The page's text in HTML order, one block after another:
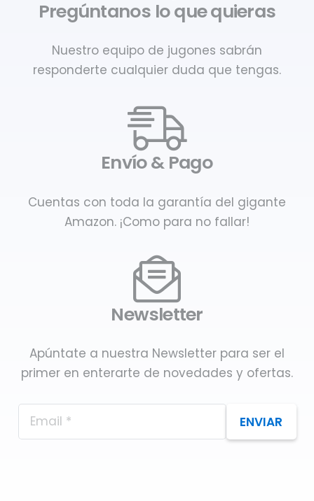
Pregúntanos lo que quieras
Nuestro equipo de jugones sabrán
responderte cualquier duda que tengas.
Envío & Pago
Cuentas con toda la garantía del gigante
Amazon. ¡Como para no fallar!
Newsletter
Apúntate a nuestra Newsletter para ser el
primer en enterarte de novedades y ofertas.
ENVIAR